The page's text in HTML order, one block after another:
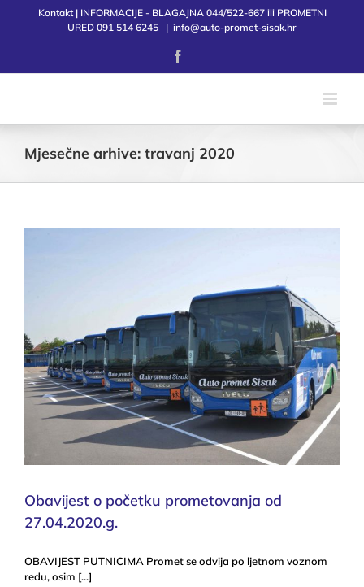
Kontakt | INFORMACIJE - BLAGAJNA 044/522-667 ili PROMETNI
URED 091 514 6245
| info@auto-promet-sisak.hr
Mjesečne arhive: travanj 2020
Obavijest o početku prometovanja od
27.04.2020.g.
OBAVIJEST PUTNICIMA Promet se odvija po ljetnom voznom
redu, osim [...]